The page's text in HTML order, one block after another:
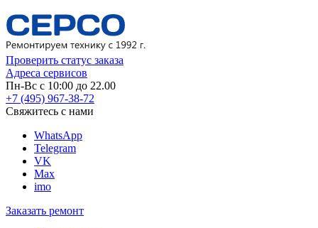
Проверить статус заказа
Адреса сервисов
Пн-Вс с 10:00 до 22.00
+7 (495) 967-38-72
Свяжитесь с нами
WhatsApp
Telegram
VK
Max
imo
Заказать ремонт